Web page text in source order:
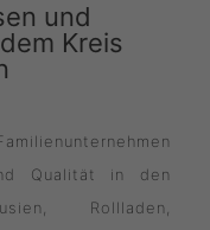
und
Kreis
Qualität in den
Rollladen,